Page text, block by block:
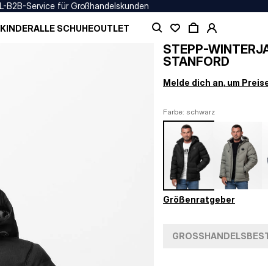
B2B-Service für Großhandelskunden
KINDERALLE SCHUHEOUTLET
STEPP-
STANFORD
Melde dich an, um
Farbe: schwarz
Größenratgeber